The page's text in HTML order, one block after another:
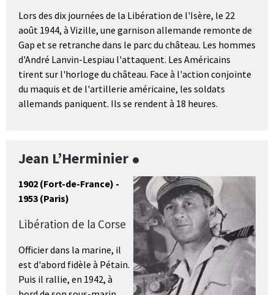
Lors des dix journées de la Libération de l'Isère, le 22
août 1944, à Vizille, une garnison allemande remonte de
Gap et se retranche dans le parc du château. Les hommes
d'André Lanvin-Lespiau l'attaquent. Les Américains
tirent sur l'horloge du château. Face à l'action conjointe
du maquis et de l'artillerie américaine, les soldats
allemands paniquent. Ils se rendent à 18 heures.
Jean L’Herminier
1902 (Fort-de-France) -
1953 (Paris)
Libération de la Corse
Officier dans la marine, il
est d'abord fidèle à Pétain.
Puis il rallie, en 1942, à